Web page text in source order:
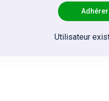
Utilisateur